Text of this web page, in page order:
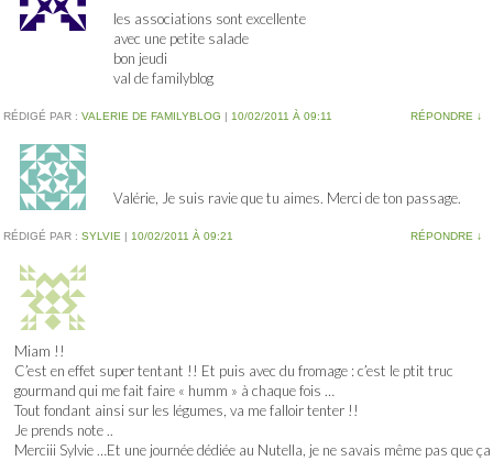
les associations sont excellente
avec une petite salade
bon jeudi
val de familyblog
RÉDIGÉ PAR : VALERIE DE FAMILYBLOG | 10/02/2011 À 09:11 RÉPONDRE ↓
Valérie, Je suis ravie que tu aimes. Merci de ton passage.
RÉDIGÉ PAR : SYLVIE | 10/02/2011 À 09:21 RÉPONDRE ↓
Miam !!
C’est en effet super tentant !! Et puis avec du fromage : c’est le ptit truc
gourmand qui me fait faire « humm » à chaque fois …
Tout fondant ainsi sur les légumes, va me falloir tenter !!
Je prends note ..
Merciii Sylvie …Et une journée dédiée au Nutella, je ne savais même pas que ça